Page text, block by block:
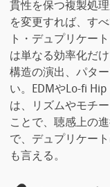
貫性を保つ複製処
を変更すれば、す
ト・デュプリケー
は単なる効率化だ
構造の演出、パタ
い。EDMやLo-fi
は、リズムやモチ
ことで、聴感上の
で、デュプリケー
も言える。